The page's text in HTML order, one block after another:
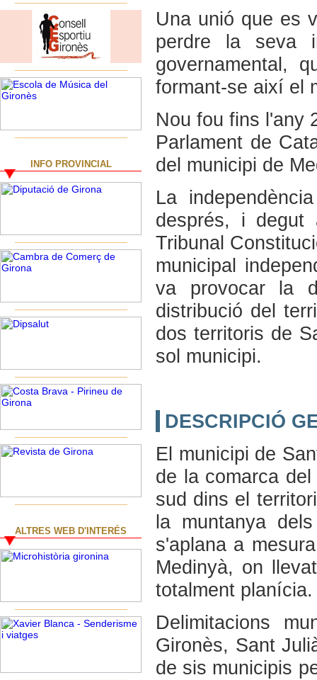
INFO PROVINCIAL
ALTRES WEB D'INTERÉS
Una unió que es
perdre la seva
governamental,
formant-se així el
Nou fou fins l'any
Parlament de
del municipi de
La
després, i
Tribunal
municipal
va provocar la
distribució del
dos territoris de
sol municipi.
DESCRIPCIÓ
El municipi de
de la comarca
sud dins el
la muntanya
s'aplana a
Medinyà, on
totalment planícia.
Delimitacions
Gironès, Sant
de sis municipis